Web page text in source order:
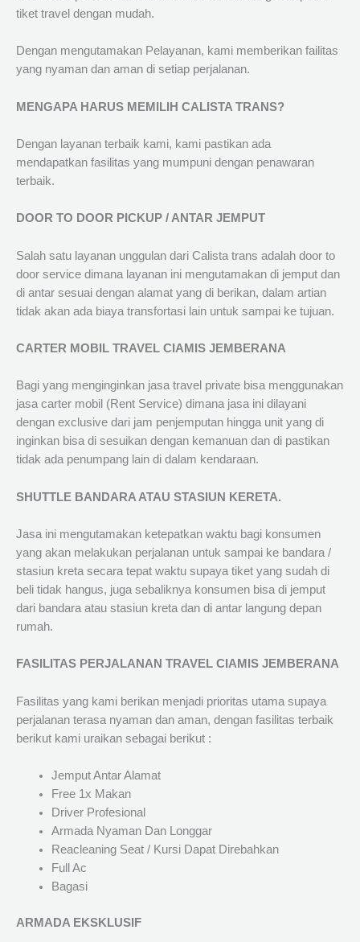
tiket travel dengan mudah.
Dengan mengutamakan Pelayanan, kami memberikan failitas
yang nyaman dan aman di setiap perjalanan.
MENGAPA HARUS MEMILIH CALISTA TRANS?
Dengan layanan terbaik kami, kami pastikan ada
mendapatkan fasilitas yang mumpuni dengan penawaran
terbaik.
DOOR TO DOOR PICKUP / ANTAR JEMPUT
Salah satu layanan unggulan dari Calista trans adalah door to
door service dimana layanan ini mengutamakan di jemput dan
di antar sesuai dengan alamat yang di berikan, dalam artian
tidak akan ada biaya transfortasi lain untuk sampai ke tujuan.
CARTER MOBIL TRAVEL CIAMIS JEMBERANA
Bagi yang menginginkan jasa travel private bisa menggunakan
jasa carter mobil (Rent Service) dimana jasa ini dilayani
dengan exclusive dari jam penjemputan hingga unit yang di
inginkan bisa di sesuikan dengan kemanuan dan di pastikan
tidak ada penumpang lain di dalam kendaraan.
SHUTTLE BANDARA ATAU STASIUN KERETA.
Jasa ini mengutamakan ketepatkan waktu bagi konsumen
yang akan melakukan perjalanan untuk sampai ke bandara /
stasiun kreta secara tepat waktu supaya tiket yang sudah di
beli tidak hangus, juga sebaliknya konsumen bisa di jemput
dari bandara atau stasiun kreta dan di antar langung depan
rumah.
FASILITAS PERJALANAN TRAVEL CIAMIS JEMBERANA
Fasilitas yang kami berikan menjadi prioritas utama supaya
perjalanan terasa nyaman dan aman, dengan fasilitas terbaik
berikut kami uraikan sebagai berikut :
Jemput Antar Alamat
Free 1x Makan
Driver Profesional
Armada Nyaman Dan Longgar
Reacleaning Seat / Kursi Dapat Direbahkan
Full Ac
Bagasi
ARMADA EKSKLUSIF